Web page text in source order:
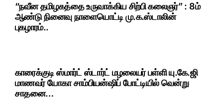
“நவீன தமிழகத்தை உருவாக்கிய சிற்பி கலைஞர்” : 8ம்
ஆண்டு நினைவு நாளையொட்டி மு.க.ஸ்டாலின்
புகழாரம்..
காரைக்குடி ஸ்மார்ட் ஸ்டார்ட் மழலையர் பள்ளி யு.கே.ஜி
மாணவர் யோகா சாம்பியன்ஷிப் போட்டியில் வென்று
சாதனை…